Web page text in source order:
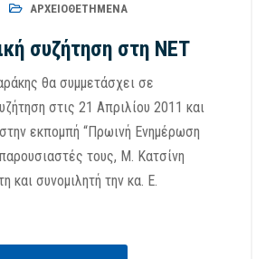
ΑΡΧΕΙΟΘΕΤΗΜΈΝΑ
συζήτηση στη ΝΕΤ
θα συμμετάσχει σε
στις 21 Απριλίου 2011 και
εκπομπή “Πρωινή Ενημέρωση
τους, Μ. Κατσίνη
και συνομιλητή την κα. Ε.